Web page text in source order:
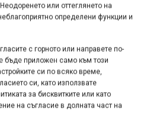
или оттеглянето на
определени функции и
с горното или направете по-
бъде приложен само към този
си по всяко време,
си, като използвате
за бисквитките или като
на съгласие в долната част на
курорт Добринище
ден за возене на лифта от
„Гоце Делчев“ до хижа
и с ново (второ) трасе.